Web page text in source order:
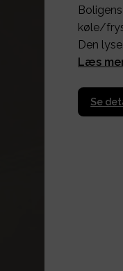
køle/
Den
Læs
Se